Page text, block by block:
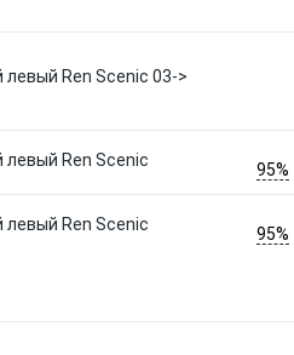
Ren Scenic 03->
левый Ren Scenic
95%
левый Ren Scenic
95%